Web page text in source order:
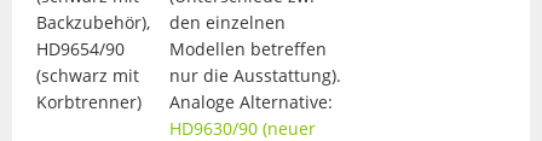
Backzubehör),
HD9654/90
(schwarz mit
Korbtrenner)
den einzelnen
Modellen betreffen
nur die Ausstattung).
Analoge Alternative:
HD9630/90 (neuer